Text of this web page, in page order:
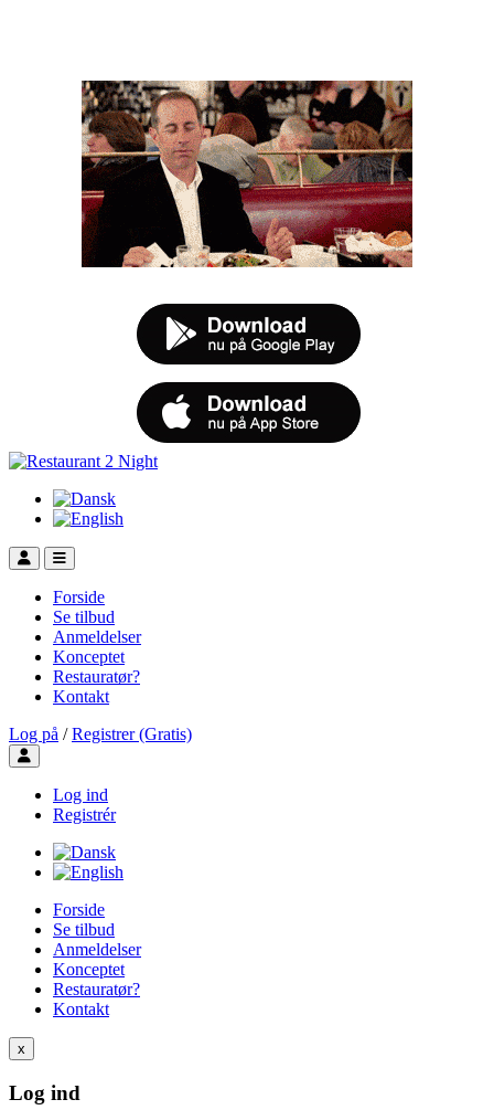
Forside
Se tilbud
Anmeldelser
Konceptet
Restauratør?
Kontakt
Log på / Registrer (Gratis)
Toggle user menu
Log ind
Registrér
Forside
Se tilbud
Anmeldelser
Konceptet
Restauratør?
Kontakt
x
Log ind